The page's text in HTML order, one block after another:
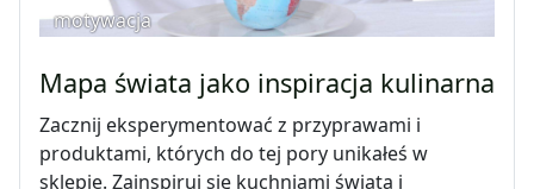
motywacja
Mapa świata jako inspiracja kulinarna
Zacznij eksperymentować z przyprawami i
produktami, których do tej pory unikałeś w
sklepie. Zainspiruj się kuchniami świata i